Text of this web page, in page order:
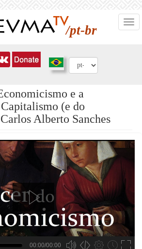
/pt-br
e a
(e do
Alberto Sanches
00:00/00:00